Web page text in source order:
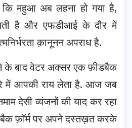
कि महुआ अब लहना हो गया है,
है और एफडीआई के दौर में
क़ानूनन अपराध है.
के बाद वेटर अक्सर एक फ़ीडबैक
में आपकी राय लेता है. आज जब
देसी व्यंजनों की याद कर रहा
फ़ॉर्म पर अपने दस्तख़त करके